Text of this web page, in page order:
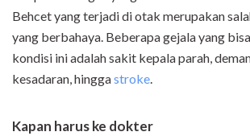
Behcet yang terjadi di otak merupakan
yang berbahaya. Beberapa gejala yang
kondisi ini adalah sakit kepala parah,
kesadaran, hinggastroke.
Kapan harus ke dokter